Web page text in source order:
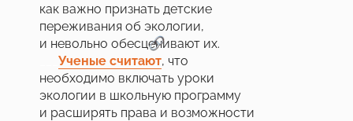
как важно признать детские
переживания об экологии,
и невольно обесценивают их.
Ученые считают, что
необходимо включать уроки
экологии в школьную программу
и расширять права и возможности